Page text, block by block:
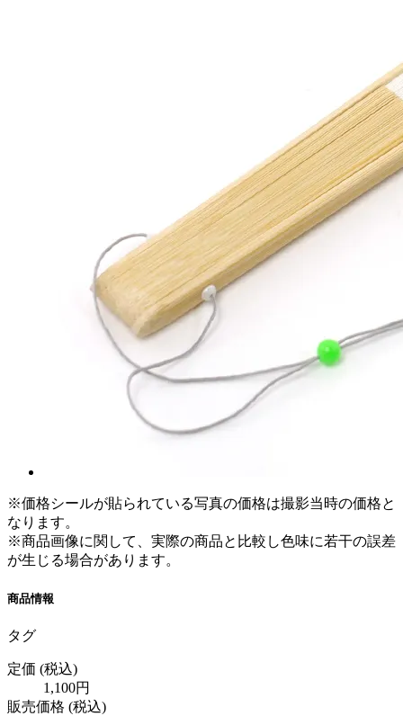
※価格シールが貼られている写真の価格は撮影当時の価格と
なります。
※商品画像に関して、実際の商品と比較し色味に若干の誤差
が生じる場合があります。
商品情報
タグ
定価 (税込)
1,100円
販売価格 (税込)